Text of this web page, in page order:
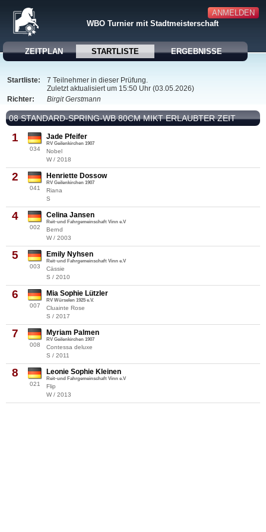
ANMELDEN
WBO Turnier mit Stadtmeisterschaft
ZEITPLAN STARTLISTE ERGEBNISSE
Startliste:
7 Teilnehmer in dieser Prüfung.
Zuletzt aktualisiert um 15:50 Uhr (03.05.2026)
Richter:
Birgit Gerstmann
08 STANDARD-SPRING-WB 80CM MIKT ERLAUBTER ZEIT
1
034
Jade Pfeifer
RV Geilenkirchen 1907
Nobel
W / 2018
2
041
Henriette Dossow
RV Geilenkirchen 1907
Riana
S
4
002
Celina Jansen
Reit-und Fahrgemeinschaft Vinn e.V
Bernd
W / 2003
5
003
Emily Nyhsen
Reit-und Fahrgemeinschaft Vinn e.V
Cässie
S / 2010
6
007
Mia Sophie Lützler
RV Würselen 1925 e.V.
Cluainte Rose
S / 2017
7
008
Myriam Palmen
RV Geilenkirchen 1907
Contessa deluxe
S / 2011
8
021
Leonie Sophie Kleinen
Reit-und Fahrgemeinschaft Vinn e.V
Flip
W / 2013